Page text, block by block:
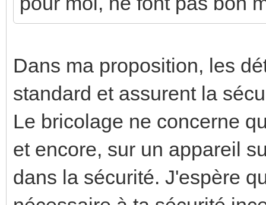
Dans ma proposition, les
standard et assurent la
Le bricolage ne concerne
et encore, sur un appareil
dans la sécurité. J'espère